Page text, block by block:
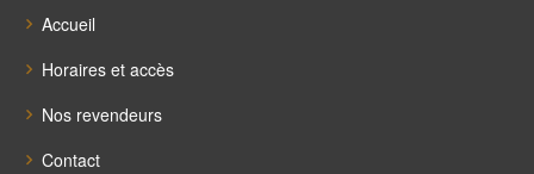
Accueil
Horaires et accès
Nos revendeurs
Contact